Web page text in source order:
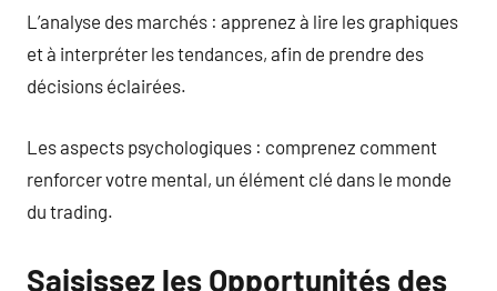
L’analyse des marchés : apprenez à lire les graphiques
et à interpréter les tendances, afin de prendre des
décisions éclairées.
Les aspects psychologiques : comprenez comment
renforcer votre mental, un élément clé dans le monde
du trading.
Saisissez les Opportunités des